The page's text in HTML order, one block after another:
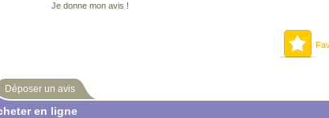
Je donne mon avis !
Déposer un avis
en ligne